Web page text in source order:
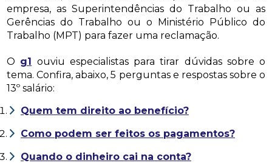
empresa, as Superintendências do Trabalho ou as
Gerências do Trabalho ou o Ministério Público do
Trabalho (MPT) para fazer uma reclamação.
O g1 ouviu especialistas para tirar dúvidas sobre o
tema. Confira, abaixo, 5 perguntas e respostas sobre o
13º salário:
Quem tem direito ao benefício?
Como podem ser feitos os pagamentos?
Quando o dinheiro cai na conta?